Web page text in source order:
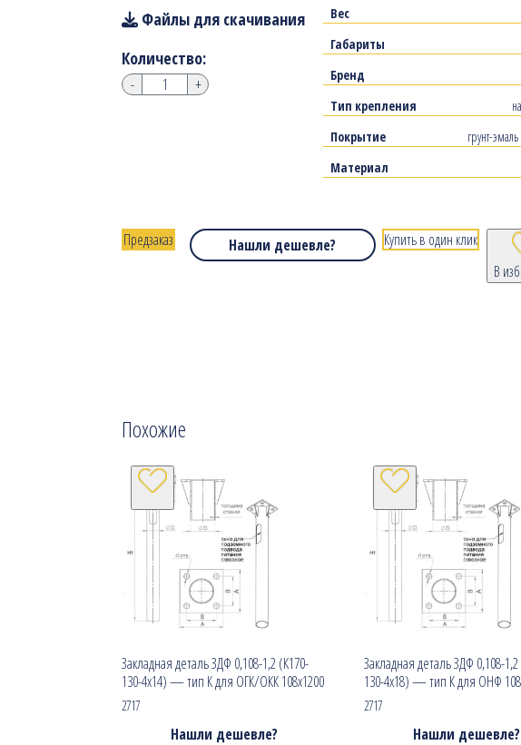
Вес
Габариты
Бренд
Тип крепления
Покрытие
грунт-
Материал
Файлы для скачивания
Количество:
- +
Нашли дешевле?
В
Предзаказ Купить в один клик
Похожие
Закладная деталь ЗДФ 0,108-1,2 (К170-
130-4х14) — тип К для ОГК/ОКК 108х1200
2717
Нашли дешевле?
Закладная деталь ЗДФ 0,108-
130-4х18) — тип К для ОНФ
2717
Нашли дешевле?